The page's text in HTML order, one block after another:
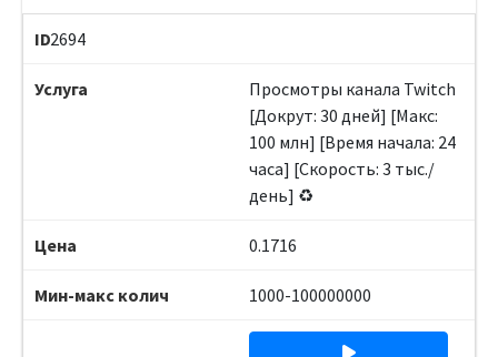
2694
Просмотры канала Twitch
[Докрут: 30 дней] [Макс:
100 млн] [Время начала: 24
часа] [Скорость: 3 тыс./
день] ♻️
0.1716
1000-100000000